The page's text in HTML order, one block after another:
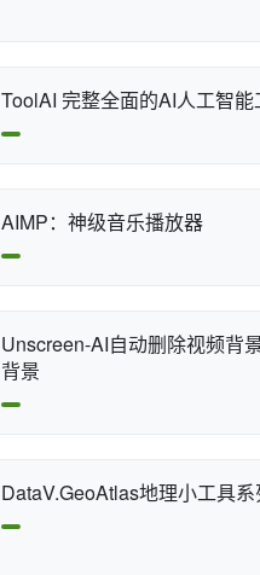
ToolAI 完整全面的AI人工智
AIMP：神级音乐播放器
Unscreen-AI自动删除视频背
背景
DataV.GeoAtlas地理小工具系